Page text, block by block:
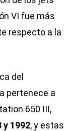
VI fue más
respecto a la
del
pertenece a
650 III,
1992, y estas